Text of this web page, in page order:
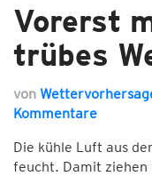
Vorerst
trübes
von
Kommentare
Die kühle Luft aus
feucht. Damit ziehen